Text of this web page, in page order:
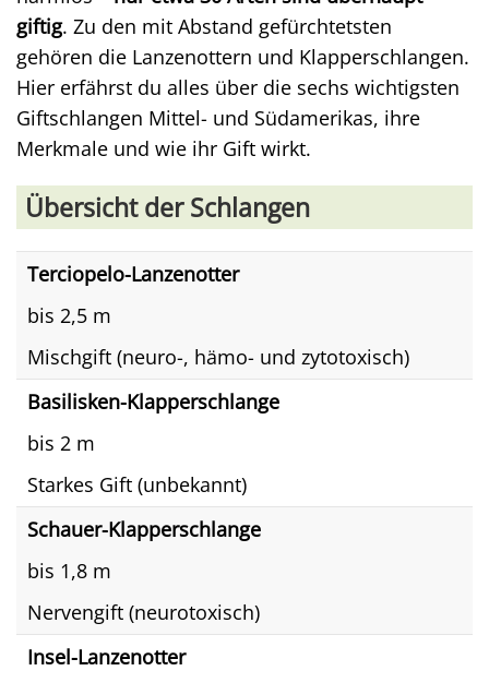
giftig. Zu den mit Abstand gefürchtetsten
gehören die Lanzenottern und Klapperschlangen.
Hier erfährst du alles über die sechs wichtigsten
Giftschlangen Mittel- und Südamerikas, ihre
Merkmale und wie ihr Gift wirkt.
Übersicht der Schlangen
Terciopelo-Lanzenotter
bis 2,5 m
Mischgift (neuro-, hämo- und zytotoxisch)
Basilisken-Klapperschlange
bis 2 m
Starkes Gift (unbekannt)
Schauer-Klapperschlange
bis 1,8 m
Nervengift (neurotoxisch)
Insel-Lanzenotter